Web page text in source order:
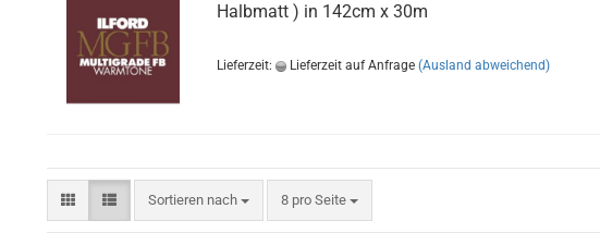
Halbmatt ) in 142cm x 30m
Lieferzeit: Lieferzeit auf Anfrage (Ausland abweichend)
Sortieren nach
Sortieren nach 8 pro Seite
pro Seite